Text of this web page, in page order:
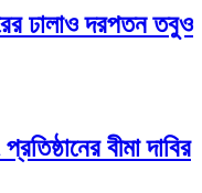
ঢালাও দরপতন তবুও
বীমা দাবির